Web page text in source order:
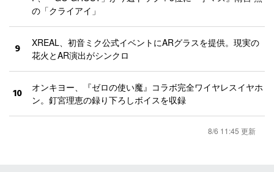
の「クライアイ」
9
XREAL、初音ミク公式イベントにARグラスを提供。現実の
花火とAR演出がシンクロ
10
オンキヨー、『ゼロの使い魔』コラボ完全ワイヤレスイヤホ
ン。釘宮理恵の録り下ろしボイスを収録
8/6 11:45 更新